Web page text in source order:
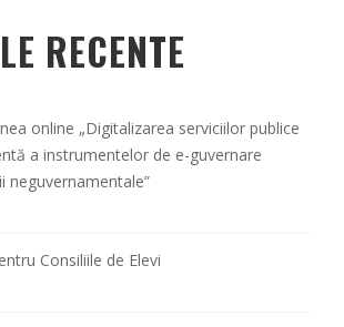
RECENTE
online „Digitalizarea serviciilor publice
a instrumentelor de e-guvernare
neguvernamentale”
Consiliile de Elevi